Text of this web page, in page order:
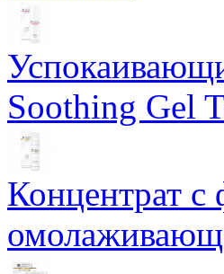
Soothing Gel
Концентрат с